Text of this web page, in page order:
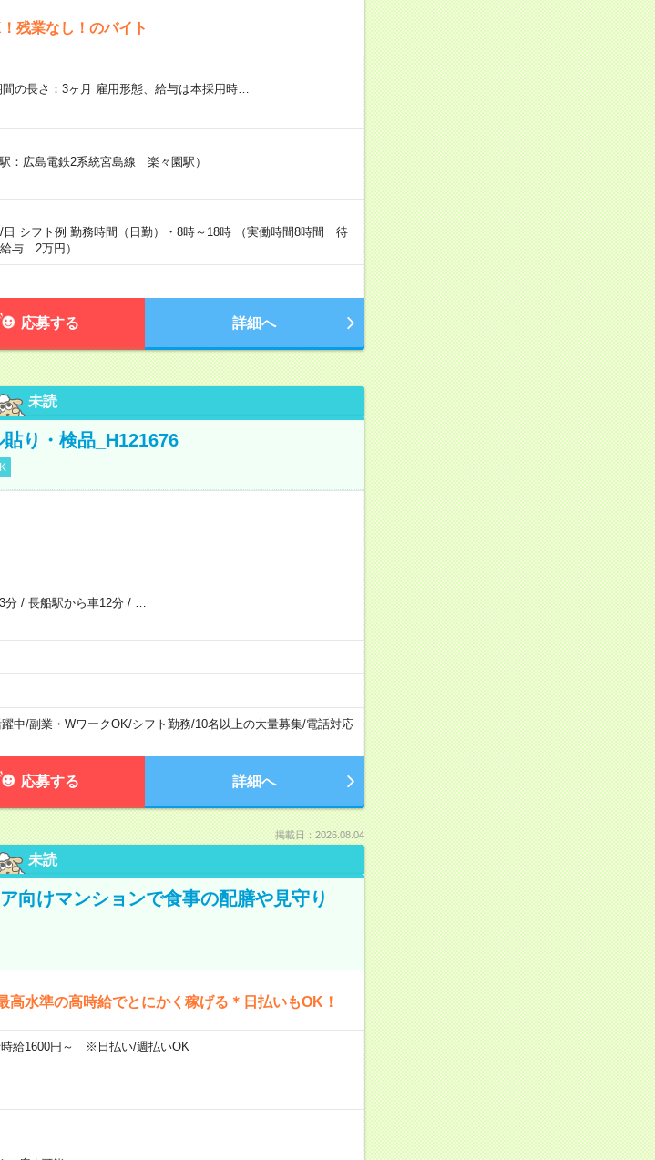
残業なし！のバイト
間の長さ：3ヶ月 雇用形態、給与は本採用時…
：広島電鉄2系統宮島線 楽々園駅）
日 シフト例 勤務時間（日勤）・8時～18時 （実働時間8時間 待
与 2万円）
応募する 詳細へ
未読
り・検品_H121676
分/ 長船駅から車12分/ …
中/副業・WワークOK/シフト勤務/10名以上の大量募集/電話対応
応募する 詳細へ
掲載日：2026.08.04
未読
向けマンションで食事の配膳や見守り
水準の高時給でとにかく稼げる＊日払いもOK！
給1600円～ ※日払い/週払いOK